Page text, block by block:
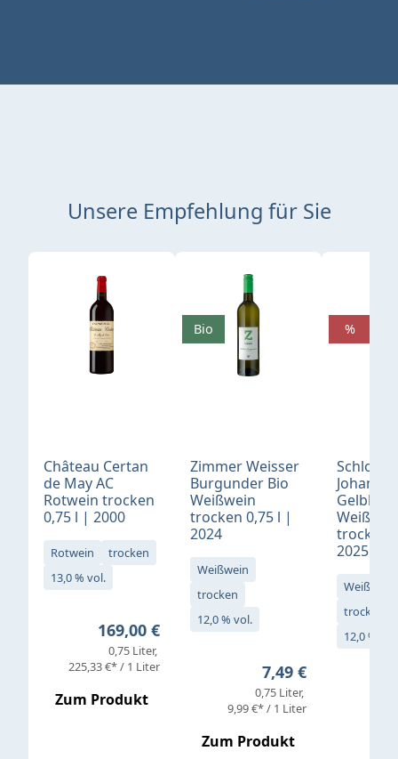
Unsere Empfehlung für Sie
Produktgalerie überspringen
Château Certan
de May AC
Rotwein trocken
0,75 l | 2000
Rotwein
trocken
13,0 % vol.
Regulärer Preis:
169,00 €
0,75 Liter
225,33 €* / 1 Liter
Zum Produkt
Zimmer Weisser
Burgunder Bio
Weißwein
trocken 0,75 l |
2024
Weißwein
trocken
12,0 % vol.
Regulärer Preis:
7,49 €
0,75 Liter
9,99 €* / 1 Liter
Zum Produkt
Bio
Schloß
Gelblack
trocken
2025
Weißwein
trocken
12,0 % vol.
%